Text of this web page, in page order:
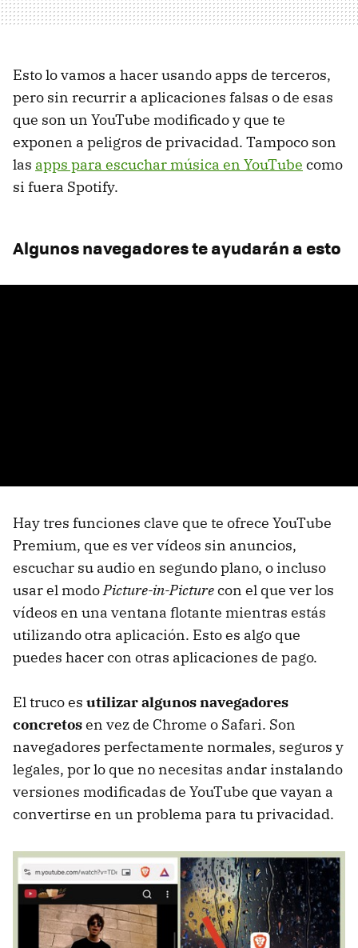
Esto lo vamos a hacer usando apps de terceros,
pero sin recurrir a aplicaciones falsas o de esas
que son un YouTube modificado y que te
exponen a peligros de privacidad. Tampoco son
las apps para escuchar música en YouTube como
si fuera Spotify.
Algunos navegadores te ayudarán a esto
Hay tres funciones clave que te ofrece YouTube
Premium, que es ver vídeos sin anuncios,
escuchar su audio en segundo plano, o incluso
usar el modoPicture-in-Picturecon el que ver los
vídeos en una ventana flotante mientras estás
utilizando otra aplicación. Esto es algo que
puedes hacer con otras aplicaciones de pago.
El truco es utilizar algunos navegadores
concretosen vez de Chrome o Safari. Son
navegadores perfectamente normales, seguros y
legales, por lo que no necesitas andar instalando
versiones modificadas de YouTube que vayan a
convertirse en un problema para tu privacidad.